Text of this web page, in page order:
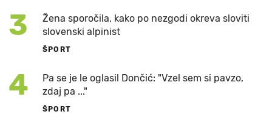
3
Žena sporočila, kako po nezgodi okreva sloviti
slovenski alpinist
ŠPORT
4
Pa se je le oglasil Dončić: "Vzel sem si pavzo,
zdaj pa ..."
ŠPORT